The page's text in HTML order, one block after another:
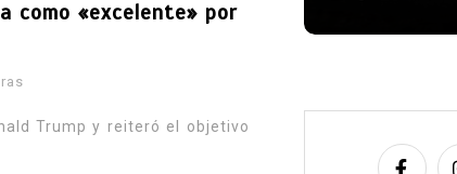
como «excelente» por
Trump y reiteró el objetivo